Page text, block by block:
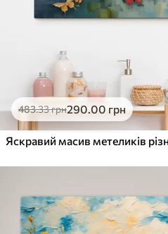
483.33грн290.00 грн